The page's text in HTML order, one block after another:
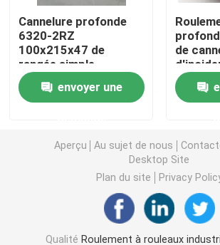
Roulement à billes de cannelure
Roulement à rouleaux cylindrique
Roulements à rouleaux coniques de
Incidences de matériel de
Incidences de machines de textile
Cannelure profonde
6320-2RZ
100x215x47 de
rangée simple
d'incidences de
mélangeur concret
d'OEM
envoyer une
de
matériel
2RZ
Aperçu Au sujet de nous
Desktop Site
Plan du site
Privacy
Qualité Roulement à rouleaux